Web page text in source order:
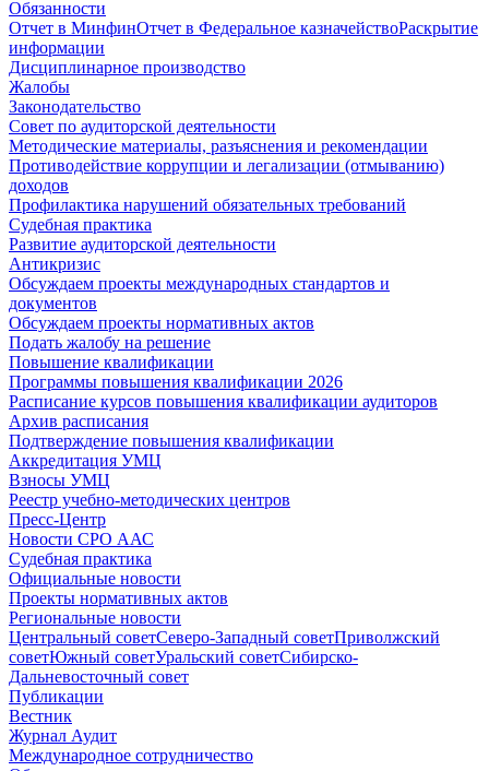
Обязанности
Отчет в МинфинОтчет в Федеральное казначействоРаскрытие
информации
Дисциплинарное производство
Жалобы
Законодательство
Совет по аудиторской деятельности
Методические материалы, разъяснения и рекомендации
Противодействие коррупции и легализации (отмыванию)
доходов
Профилактика нарушений обязательных требований
Судебная практика
Развитие аудиторской деятельности
Антикризис
Обсуждаем проекты международных стандартов и
документов
Обсуждаем проекты нормативных актов
Подать жалобу на решение
Повышение квалификации
Программы повышения квалификации 2026
Расписание курсов повышения квалификации аудиторов
Архив расписания
Подтверждение повышения квалификации
Аккредитация УМЦ
Взносы УМЦ
Реестр учебно-методических центров
Пресс-Центр
Новости СРО ААС
Судебная практика
Официальные новости
Проекты нормативных актов
Региональные новости
Центральный советСеверо-Западный советПриволжский
советЮжный советУральский советСибирско-
Дальневосточный совет
Публикации
Вестник
Журнал Аудит
Международное сотрудничество